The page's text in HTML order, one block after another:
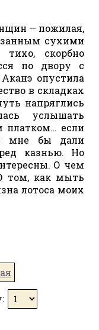
— пожилая,
сухими
скорбно
по двору с
опустила
в складках
напряглись
услышать
платком… если
мне бы дали
казнью. Но
О чем
том, как мыть
лотоса моих